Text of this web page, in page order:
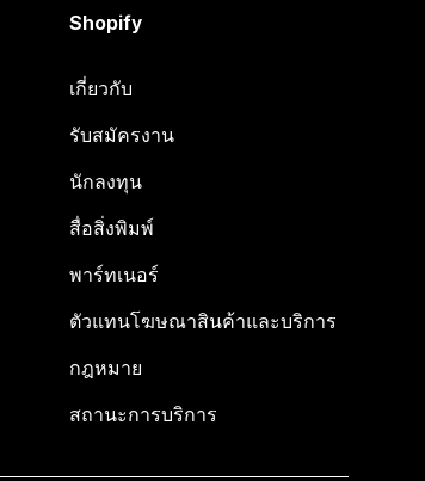
Shopify
เกี่ยวกับ
รับสมัครงาน
นักลงทุน
สื่อสิ่งพิมพ์
พาร์ทเนอร์
ตัวแทนโฆษณาสินค้าและบริการ
กฎหมาย
สถานะการบริการ